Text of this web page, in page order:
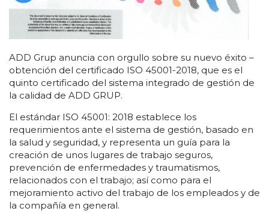
ADD Grup anuncia con orgullo sobre su nuevo éxito –
obtención del certificado ISO 45001-2018, que es el
quinto certificado del sistema integrado de gestión de
la calidad de ADD GRUP.
El estándar ISO 45001: 2018 establece los
requerimientos ante el sistema de gestión, basado en
la salud y seguridad, y representa un guía para la
creación de unos lugares de trabajo seguros,
prevención de enfermedades y traumatismos,
relacionados con el trabajo; así como para el
mejoramiento activo del trabajo de los empleados y de
la compañía en general.